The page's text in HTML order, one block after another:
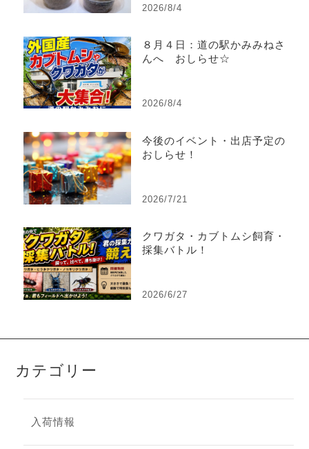
2026/8/4
８月４日：道の駅かみみねさ
んへ おしらせ☆
2026/8/4
今後のイベント・出店予定の
おしらせ！
2026/7/21
クワガタ・カブトムシ飼育・
採集バトル！
2026/6/27
カテゴリー
入荷情報